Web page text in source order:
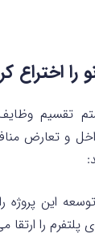
را اختراع
تقسیم
و تعارض
این پروژه
پلتفرم را ارتقا